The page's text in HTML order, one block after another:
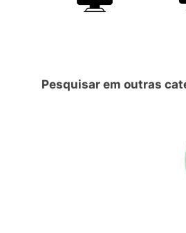
Pesquisar em outras